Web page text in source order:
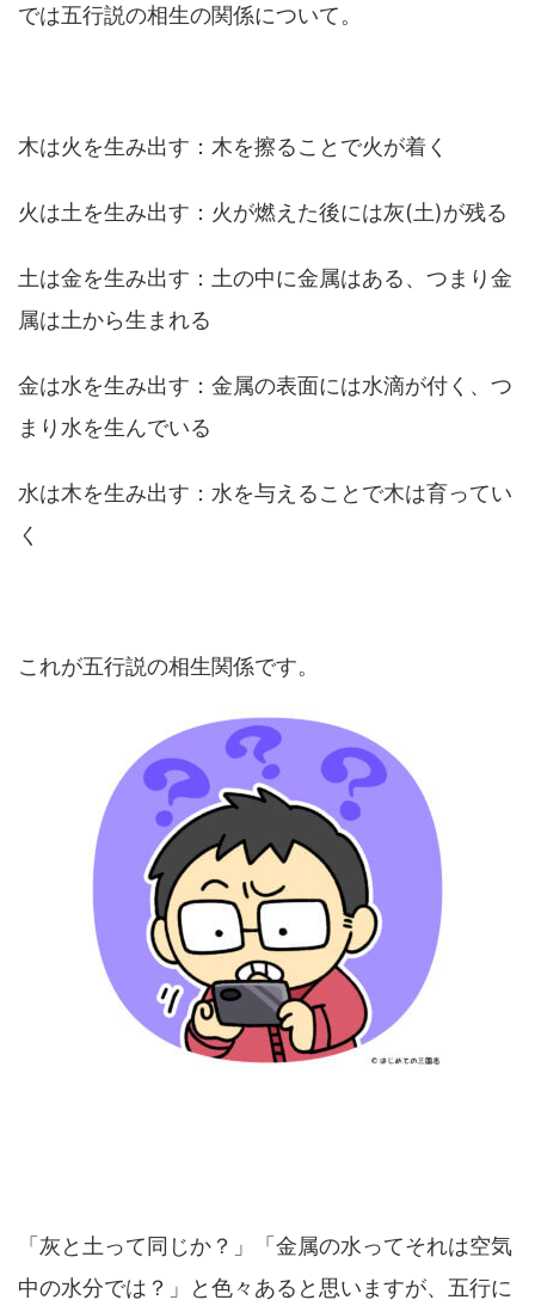
では五行説の相生の関係について。
木は火を生み出す：木を擦ることで火が着く
火は土を生み出す：火が燃えた後には灰(土)が残る
土は金を生み出す：土の中に金属はある、つまり金
属は土から生まれる
金は水を生み出す：金属の表面には水滴が付く、つ
まり水を生んでいる
水は木を生み出す：水を与えることで木は育ってい
く
これが五行説の相生関係です。
「灰と土って同じか？」「金属の水ってそれは空気
中の水分では？」と色々あると思いますが、五行に